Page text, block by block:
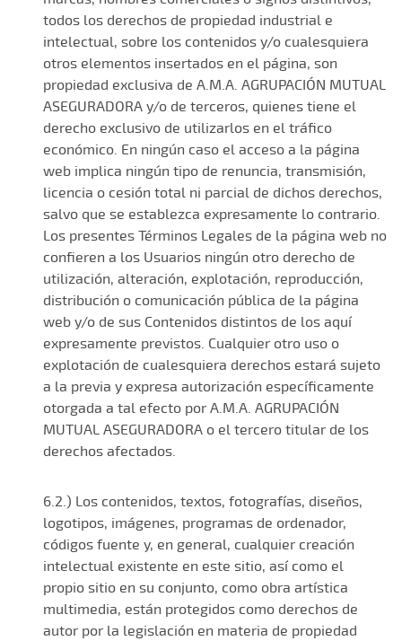
todos los derechos de propiedad industrial e
intelectual, sobre los contenidos y/o cualesquiera
otros elementos insertados en el página, son
propiedad exclusiva de A.M.A. AGRUPACIÓN MUTUAL
ASEGURADORA y/o de terceros, quienes tiene el
derecho exclusivo de utilizarlos en el tráfico
económico. En ningún caso el acceso a la página
web implica ningún tipo de renuncia, transmisión,
licencia o cesión total ni parcial de dichos derechos,
salvo que se establezca expresamente lo contrario.
Los presentes Términos Legales de la página web no
confieren a los Usuarios ningún otro derecho de
utilización, alteración, explotación, reproducción,
distribución o comunicación pública de la página
web y/o de sus Contenidos distintos de los aquí
expresamente previstos. Cualquier otro uso o
explotación de cualesquiera derechos estará sujeto
a la previa y expresa autorización específicamente
otorgada a tal efecto por A.M.A. AGRUPACIÓN
MUTUAL ASEGURADORA o el tercero titular de los
derechos afectados.
6.2.) Los contenidos, textos, fotografías, diseños,
logotipos, imágenes, programas de ordenador,
códigos fuente y, en general, cualquier creación
intelectual existente en este sitio, así como el
propio sitio en su conjunto, como obra artística
multimedia, están protegidos como derechos de
autor por la legislación en materia de propiedad